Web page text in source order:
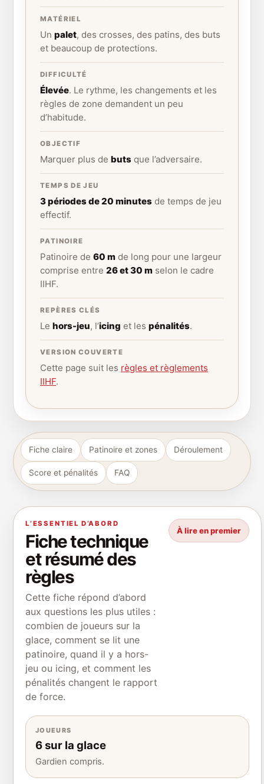
MATÉRIEL
Un palet, des crosses, des patins, des buts
et beaucoup de protections.
DIFFICULTÉ
Élevée. Le rythme, les changements et les
règles de zone demandent un peu
d’habitude.
OBJECTIF
Marquer plus de buts que l’adversaire.
TEMPS DE JEU
3 périodes de 20 minutes de temps de jeu
effectif.
PATINOIRE
Patinoire de 60 m de long pour une largeur
comprise entre 26 et 30 m selon le cadre
IIHF.
REPÈRES CLÉS
Le hors-jeu, l’icing et les pénalités.
VERSION COUVERTE
Cette page suit les règles et règlements
IIHF.
Fiche claire Patinoire et zones Déroulement
Score et pénalités FAQ
L’ESSENTIEL D’ABORD
Fiche technique
et résumé des
règles
Cette fiche répond d’abord
aux questions les plus utiles :
combien de joueurs sur la
glace, comment se lit une
patinoire, quand il y a hors-
jeu ou icing, et comment les
pénalités changent le rapport
de force.
À lire en premier
JOUEURS
6 sur la glace
Gardien compris.